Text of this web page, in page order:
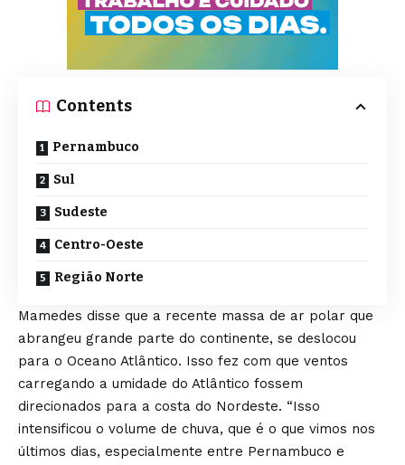
Contents
Pernambuco
Sul
Sudeste
Centro-Oeste
Região Norte
Mamedes disse que a recente massa de ar polar que
abrangeu grande parte do continente, se deslocou
para o Oceano Atlântico. Isso fez com que ventos
carregando a umidade do Atlântico fossem
direcionados para a costa do Nordeste. “Isso
intensificou o volume de chuva, que é o que vimos nos
últimos dias, especialmente entre Pernambuco e